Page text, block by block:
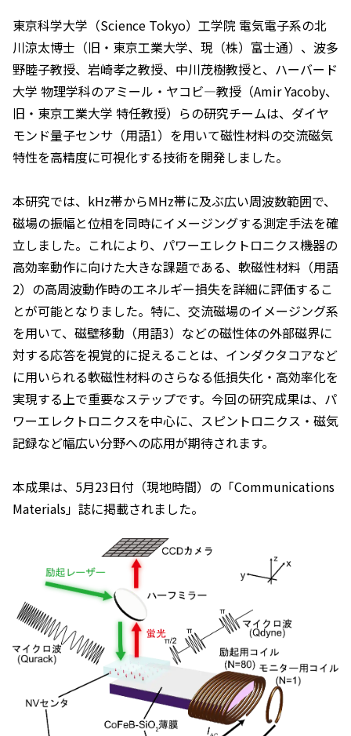
東京科学大学（Science Tokyo）工学院 電気電子系の北
川涼太博士（旧・東京工業大学、現（株）富士通）、波多
野睦子教授、岩崎孝之教授、中川茂樹教授と、ハーバード
大学 物理学科のアミール・ヤコビ―教授（Amir Yacoby、
旧・東京工業大学 特任教授）らの研究チームは、ダイヤ
モンド量子センサ（用語1）を用いて磁性材料の交流磁気
特性を高精度に可視化する技術を開発しました。
本研究では、kHz帯からMHz帯に及ぶ広い周波数範囲で、
磁場の振幅と位相を同時にイメージングする測定手法を確
立しました。これにより、パワーエレクトロニクス機器の
高効率動作に向けた大きな課題である、軟磁性材料（用語
2）の高周波動作時のエネルギー損失を詳細に評価するこ
とが可能となりました。特に、交流磁場のイメージング系
を用いて、磁壁移動（用語3）などの磁性体の外部磁界に
対する応答を視覚的に捉えることは、インダクタコアなど
に用いられる軟磁性材料のさらなる低損失化・高効率化を
実現する上で重要なステップです。今回の研究成果は、パ
ワーエレクトロニクスを中心に、スピントロニクス・磁気
記録など幅広い分野への応用が期待されます。
本成果は、5月23日付（現地時間）の「Communications
Materials」誌に掲載されました。